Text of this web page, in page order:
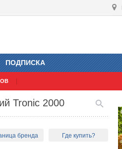
ПОДПИСКА
Tronic 2000
бренда Где купить?